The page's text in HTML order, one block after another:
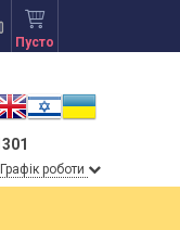
Пусто
роботи